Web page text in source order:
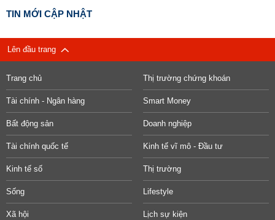
TIN MỚI CẬP NHẬT
Lên đầu trang
Trang chủ Thị trường chứng khoán
Tài chính - Ngân hàng Smart Money
Bất động sản Doanh nghiệp
Tài chính quốc tế Kinh tế vĩ mô - Đầu tư
Kinh tế số Thị trường
Sống Lifestyle
Xã hội Lịch sự kiện